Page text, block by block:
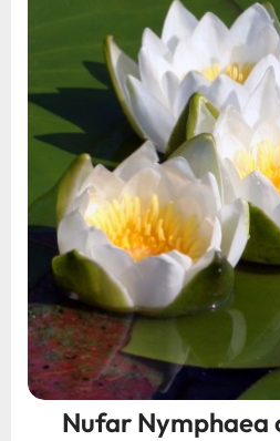
Nufar Nymphaea